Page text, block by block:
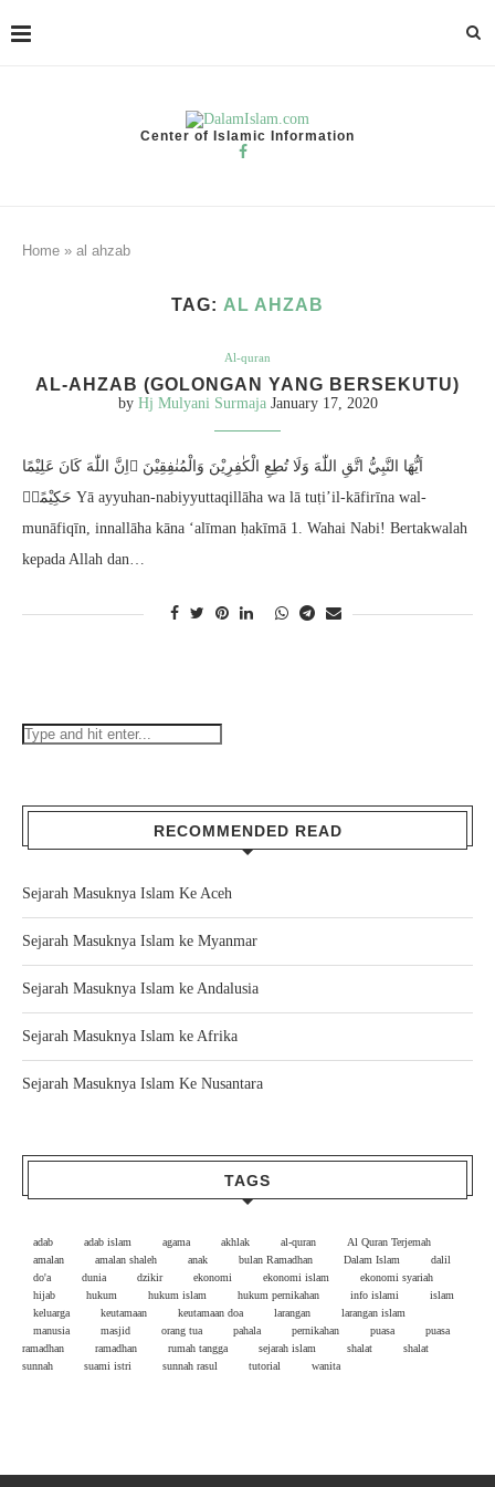
Center of Islamic Information
Home » al ahzab
TAG: AL AHZAB
Al-quran
AL-AHZAB (GOLONGAN YANG BERSEKUTU)
by Hj Mulyani Surmaja January 17, 2020
اَيُّهَا النَّبِيُّ اتَّقِ اللّٰهَ وَلَا تُطِعِ الْكٰفِرِيْنَ وَالْمُنٰفِقِيْنَ ۗاِنَّ اللّٰهَ كَانَ عَلِيْمًا
حَكِيْمًاۙ Yā ayyuhan-nabiyyuttaqillāha wa lā tuṭi’il-kāfirīna wal-
munāfiqīn, innallāha kāna ‘alīman ḥakīmā 1. Wahai Nabi! Bertakwalah
kepada Allah dan…
RECOMMENDED READ
Sejarah Masuknya Islam Ke Aceh
Sejarah Masuknya Islam ke Myanmar
Sejarah Masuknya Islam ke Andalusia
Sejarah Masuknya Islam ke Afrika
Sejarah Masuknya Islam Ke Nusantara
TAGS
adab adab islam agama akhlak al-quran
Al Quran Terjemah
amalan
amalan shaleh anak bulan Ramadhan Dalam Islam
dalil
do'a
dunia dzikir ekonomi ekonomi islam
ekonomi syariah
hijab
hukum hukum islam hukum pernikahan info islami
islam
keluarga
keutamaan keutamaan doa larangan
larangan islam
manusia
masjid orang tua pahala pernikahan puasa
puasa
ramadhan
ramadhan rumah tangga sejarah islam shalat
shalat
sunnah
suami istri sunnah rasul tutorial wanita